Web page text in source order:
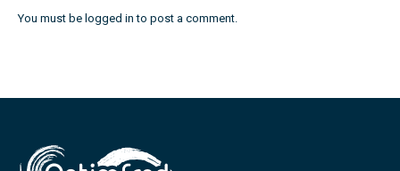
You must be logged in to post a comment.